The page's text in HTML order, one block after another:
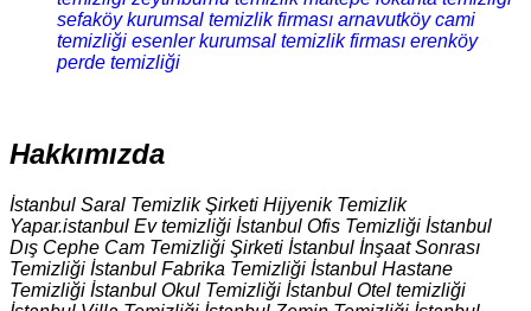
sefaköy kurumsal temizlik firması arnavutköy cami
temizliği esenler kurumsal temizlik firması erenköy
perde temizliği
Hakkımızda
İstanbul Saral Temizlik Şirketi Hijyenik Temizlik
Yapar.istanbul Ev temizliği İstanbul Ofis Temizliği İstanbul
Dış Cephe Cam Temizliği Şirketi İstanbul İnşaat Sonrası
Temizliği İstanbul Fabrika Temizliği İstanbul Hastane
Temizliği İstanbul Okul Temizliği İstanbul Otel temizliği